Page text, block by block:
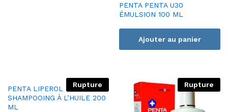
PENTA PENTA U30
ÉMULSION 100 ML
Ajouter au panier
Rupture
PENTA LIPEROL
SHAMPOOING À L’HUILE 200
ML
Rupture